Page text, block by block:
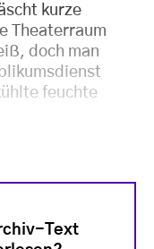
kurze
Theaterraum
doch man
feuchte
Text